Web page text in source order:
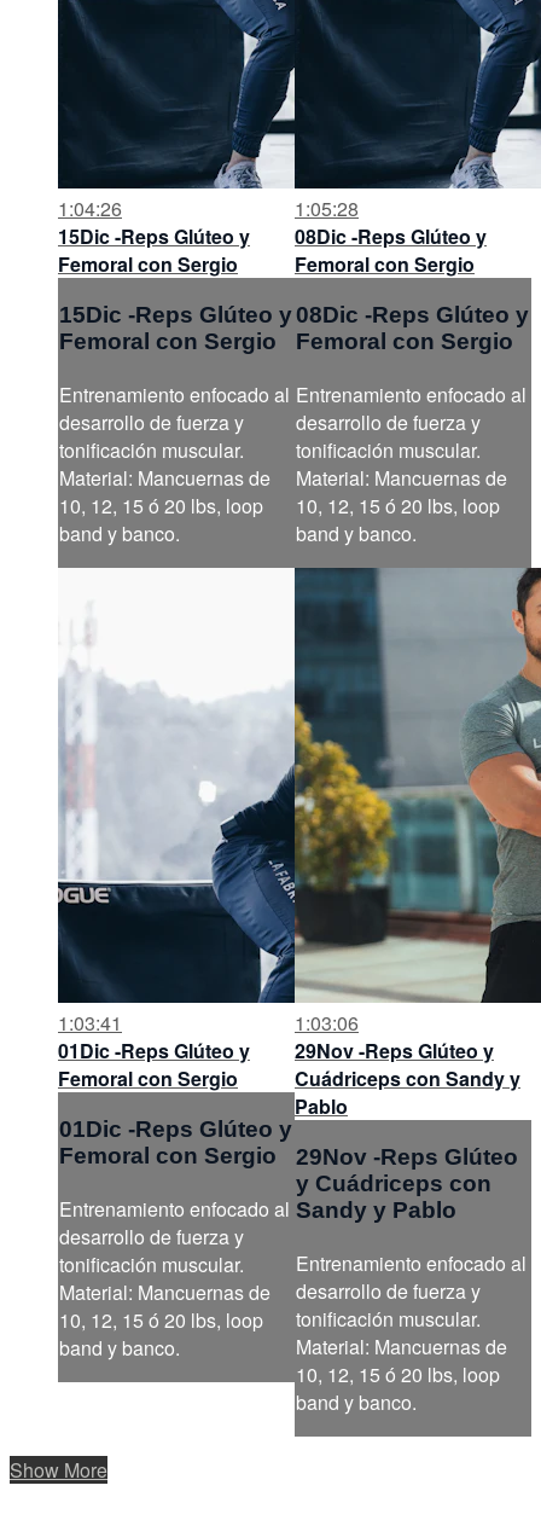
1:04:26
15Dic -Reps Glúteo y
Femoral con Sergio
15Dic -Reps Glúteo y
Femoral con Sergio
Entrenamiento enfocado al
desarrollo de fuerza y
tonificación muscular.
Material: Mancuernas de
10, 12, 15 ó 20 lbs, loop
band y banco.
1:05:28
08Dic -Reps Glúteo y
Femoral con Sergio
08Dic -Reps Glúteo y
Femoral con Sergio
Entrenamiento enfocado al
desarrollo de fuerza y
tonificación muscular.
Material: Mancuernas de
10, 12, 15 ó 20 lbs, loop
band y banco.
1:03:41
01Dic -Reps Glúteo y
Femoral con Sergio
01Dic -Reps Glúteo y
Femoral con Sergio
Entrenamiento enfocado al
desarrollo de fuerza y
tonificación muscular.
Material: Mancuernas de
10, 12, 15 ó 20 lbs, loop
band y banco.
1:03:06
29Nov -Reps Glúteo y
Cuádriceps con Sandy y
Pablo
29Nov -Reps Glúteo
y Cuádriceps con
Sandy y Pablo
Entrenamiento enfocado al
desarrollo de fuerza y
tonificación muscular.
Material: Mancuernas de
10, 12, 15 ó 20 lbs, loop
band y banco.
Show More